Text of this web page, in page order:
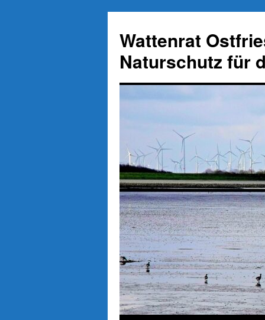
springen
Wattenrat
Naturschutz für